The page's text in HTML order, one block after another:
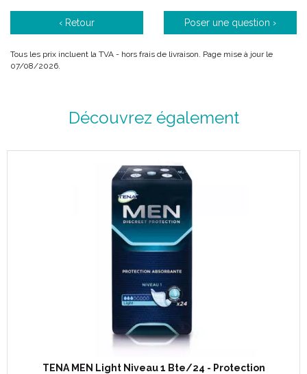
Tour de hanches : 65 à 85 cm.
‹ Retour Poser une question ›
Tous les prix incluent la TVA - hors frais de livraison. Page mise à jour le
07/08/2026.
Découvrez également
TENA MEN Light Niveau 1 Bte/24 - Protection